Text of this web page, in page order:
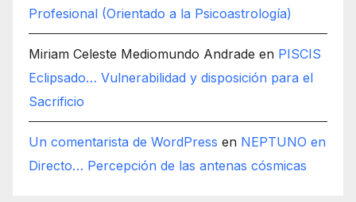
Profesional (Orientado a la Psicoastrología)
Miriam Celeste Mediomundo Andrade en PISCIS
Eclipsado… Vulnerabilidad y disposición para el
Sacrificio
Un comentarista de WordPress en NEPTUNO en
Directo… Percepción de las antenas cósmicas